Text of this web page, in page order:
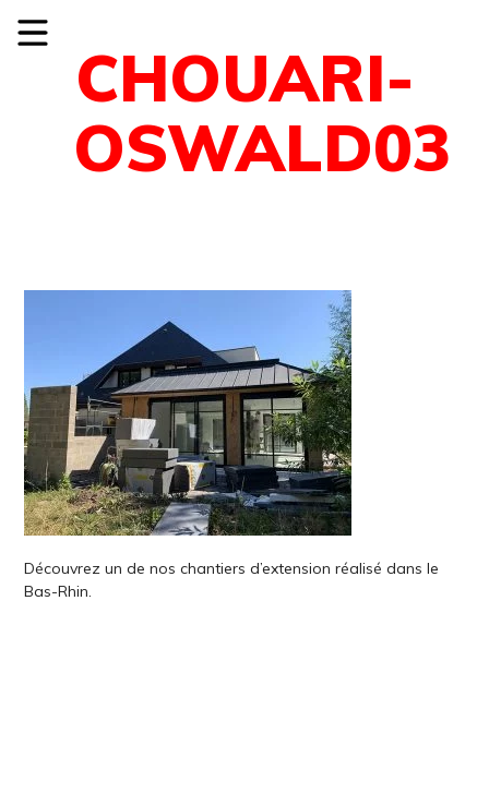
CHOUARI-
OSWALD03
Découvrez un de nos chantiers d’extension réalisé dans le
Bas-Rhin.